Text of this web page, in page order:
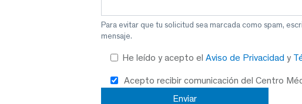
Para evitar que tu solicitud sea marcada como spam,
mensaje.
He leído y acepto el Aviso de Privacidad y
Acepto recibir comunicación del Centro